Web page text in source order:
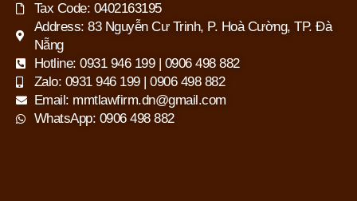
Tax Code: 0402163195
Address: 83 Nguyễn Cư Trinh, P. Hoà Cường, TP. Đà
Nẵng
Hotline: 0931 946 199 | 0906 498 882
Zalo: 0931 946 199 | 0906 498 882
Email: mmtlawfirm.dn@gmail.com
WhatsApp: 0906 498 882